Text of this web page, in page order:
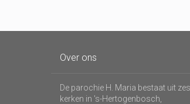
Over ons
De parochie H. Maria bestaat uit zes
kerken in 's-Hertogenbosch,